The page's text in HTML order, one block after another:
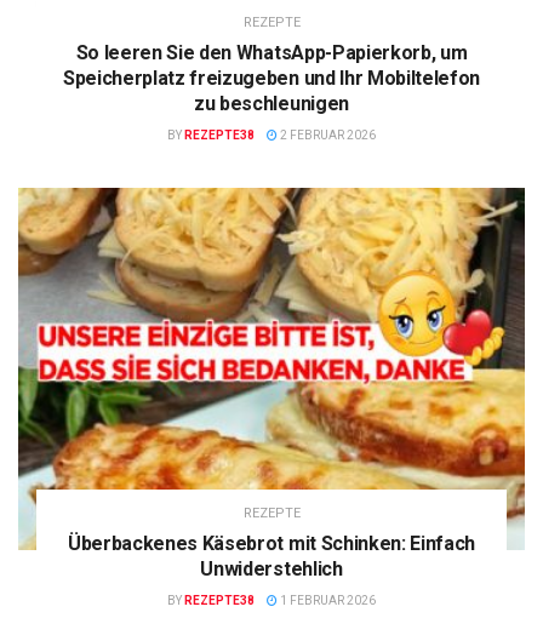
REZEPTE
So leeren Sie den WhatsApp-Papierkorb, um
Speicherplatz freizugeben und Ihr Mobiltelefon
zu beschleunigen
BY REZEPTE38 2 FEBRUAR 2026
REZEPTE
Überbackenes Käsebrot mit Schinken: Einfach
Unwiderstehlich
BY REZEPTE38 1 FEBRUAR 2026